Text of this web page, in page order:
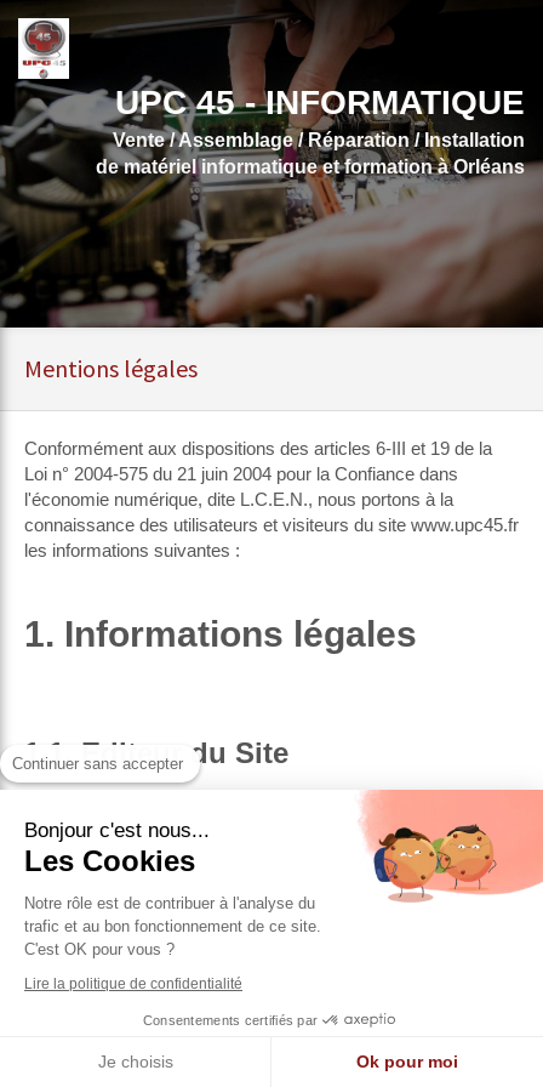
UPC 45 - INFORMATIQUE
Vente / Assemblage / Réparation / Installation
de matériel informatique et formation à Orléans
Mentions légales
Conformément aux dispositions des articles 6-III et 19 de la
Loi n° 2004-575 du 21 juin 2004 pour la Confiance dans
l'économie numérique, dite L.C.E.N., nous portons à la
connaissance des utilisateurs et visiteurs du site www.upc45.fr
les informations suivantes :
1. Informations légales
1.1. Editeur du Site
EURL URGENCE PC 45
Adresse du siège social :
56B ROUTE DE ST MESMIN
Ville :ST PRYVE ST MESMIN
Tél. :0953305806
Forme juridique :eurl
Montant du capital social :5000
Continuer sans accepter
Bonjour c'est nous...
Les Cookies
Notre rôle est de contribuer à l'analyse du
trafic et au bon fonctionnement de ce site.
C'est OK pour vous ?
Lire la politique de confidentialité
Consentements certifiés par
Je choisis Ok pour moi